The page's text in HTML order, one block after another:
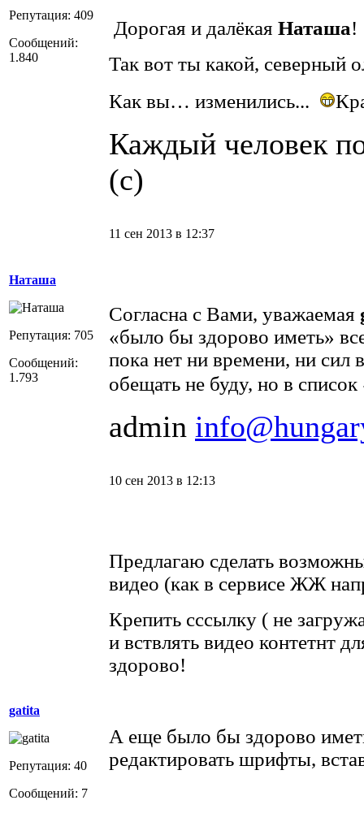
Репутация: 409
Сообщений:
1.840
Дорогая и далёкая Наташа!
Так вот ты какой, северный
Как вы… изменились...
Каждый человек
(с)
Наташа
Репутация: 705
Сообщений:
1.793
11 сен 2013 в 12:37
Согласна с Вами, уважаемая
«было бы здорово иметь»
пока нет ни времени, ни сил
обещать не буду, но в
admin
gatita
Репутация: 40
Сообщений: 7
10 сен 2013 в 12:13
Предлагаю сделать
видео (как в сервисе ЖЖ
Крепить сссылку ( не
и вствлять видео контетнт
здорово!
А еще было бы здорово
редактировать шрифты,